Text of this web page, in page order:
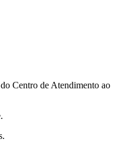
Centro de Atendimento ao